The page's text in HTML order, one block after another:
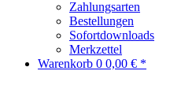
Zahlungsarten
Bestellungen
Sofortdownloads
Merkzettel
Warenkorb 0 0,00 € *